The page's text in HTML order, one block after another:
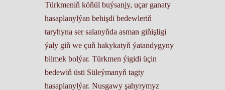
Türkmeniň köňül buýsanjy, uçar ganaty
hasaplanylýan behişdi bedewleriň
taryhyna ser salanyňda asman giňişligi
ýaly giň we çuň hakykatyň ýatandygyny
bilmek bolýar. Türkmen ýigidi üçin
bedewiň üsti Süleýmanyň tagty
hasaplanylýar. Nusgawy şahyrymyz